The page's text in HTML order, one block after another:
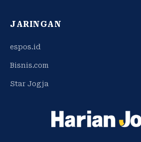
JARINGAN
espos.id
Bisnis.com
Star Jogja